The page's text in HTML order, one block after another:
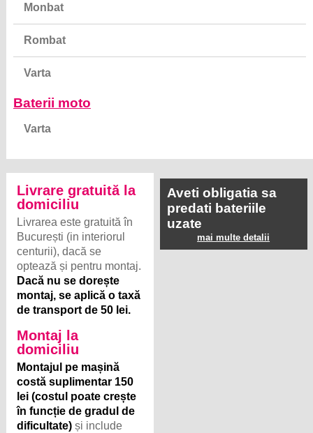
Monbat
Rombat
Varta
Baterii moto
Varta
Livrare gratuită la
domiciliu
Livrarea este gratuită în
București (in interiorul
centurii), dacă se
optează și pentru montaj.
Dacă nu se dorește
montaj, se aplică o taxă
de transport de 50 lei.
Montaj la
domiciliu
Montajul pe mașină
costă suplimentar 150
lei (costul poate crește
în funcție de gradul de
dificultate) și include
Aveti obligatia sa
predati bateriile
uzate
mai multe detalii